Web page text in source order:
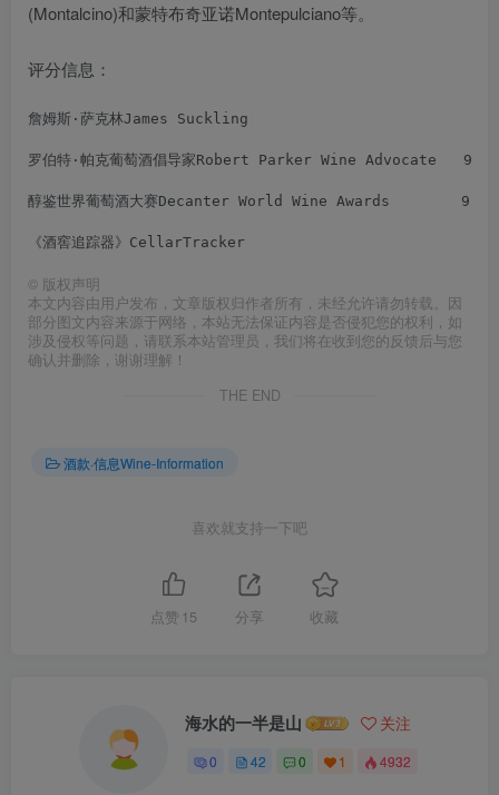
(Montalcino)和蒙特布奇亚诺Montepulciano等。
评分信息：
詹姆斯·萨克林James Suckling                         91
罗伯特·帕克葡萄酒倡导家Robert Parker Wine Advocate   94分
醇鉴世界葡萄酒大赛Decanter World Wine Awards        92分
《酒窖追踪器》CellarTracker
© 版权声明
本文内容由用户发布，文章版权归作者所有，未经允许请勿转载。因
部分图文内容来源于网络，本站无法保证内容是否侵犯您的权利，如
涉及侵权等问题，请联系本站管理员，我们将在收到您的反馈后与您
确认并删除，谢谢理解！
THE END
酒款·信息Wine-Information
喜欢就支持一下吧
点赞 15 分享 收藏
海水的一半是山 关注
0 42 0 1 4932